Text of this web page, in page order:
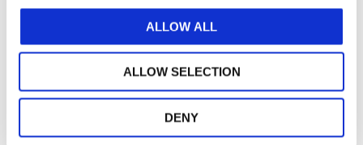
ALLOW ALL
ALLOW SELECTION
DENY
Посібник із впровадження Міжнародного
стандарту надання впевненості щодо сталого
розвитку (ISSA) 5000 (Ukrainian)
GET THE LATEST UPDATES DELIVERED TO